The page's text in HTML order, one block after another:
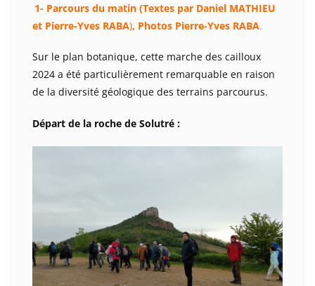
1- Parcours du matin (Textes par Daniel MATHIEU
et Pierre-Yves RABA), Photos Pierre-Yves RABA.
Sur le plan botanique, cette marche des cailloux
2024 a été particulièrement remarquable en raison
de la diversité géologique des terrains parcourus.
Départ de la roche de Solutré :